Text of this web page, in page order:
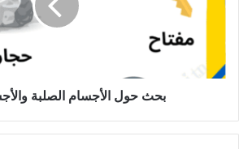
والأجسام
بحث حول الأجسام الصلبة